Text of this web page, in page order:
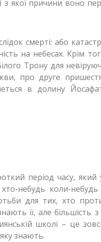
з якої причини воно
смерті: або
на небесах. Крім
Трону для
про друге
в долину
період часу, який
небудь коли-
для тих, хто
її, але більшість
школі – це
знають.